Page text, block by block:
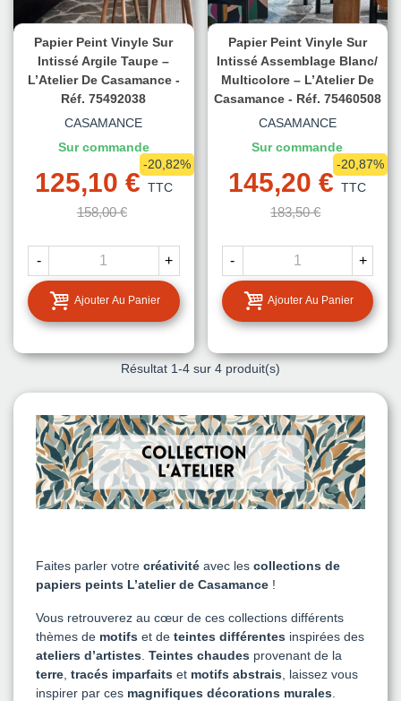
Papier Peint Vinyle Sur
Intissé Argile Taupe –
L’Atelier De Casamance -
Réf. 75492038
CASAMANCE
Sur commande
125,10 € TTC
158,00 €
-20,82%
- +
Ajouter Au Panier
Papier Peint Vinyle Sur
Intissé Assemblage Blanc/
Multicolore – L’Atelier De
Casamance - Réf. 75460508
CASAMANCE
Sur commande
145,20 € TTC
183,50 €
-20,87%
- +
Ajouter Au Panier
Résultat 1-4 sur 4 produit(s)
Faites parler votre créativité avec les collections de
papiers peints L’atelier de Casamance !
Vous retrouverez au cœur de ces collections différents
thèmes de motifs et de teintes différentes inspirées des
ateliers d’artistes Teintes chaudes provenant de la
terre tracés imparfaits et motifs abstrais , laissez vous
inspirer par ces magnifiques décorations murales